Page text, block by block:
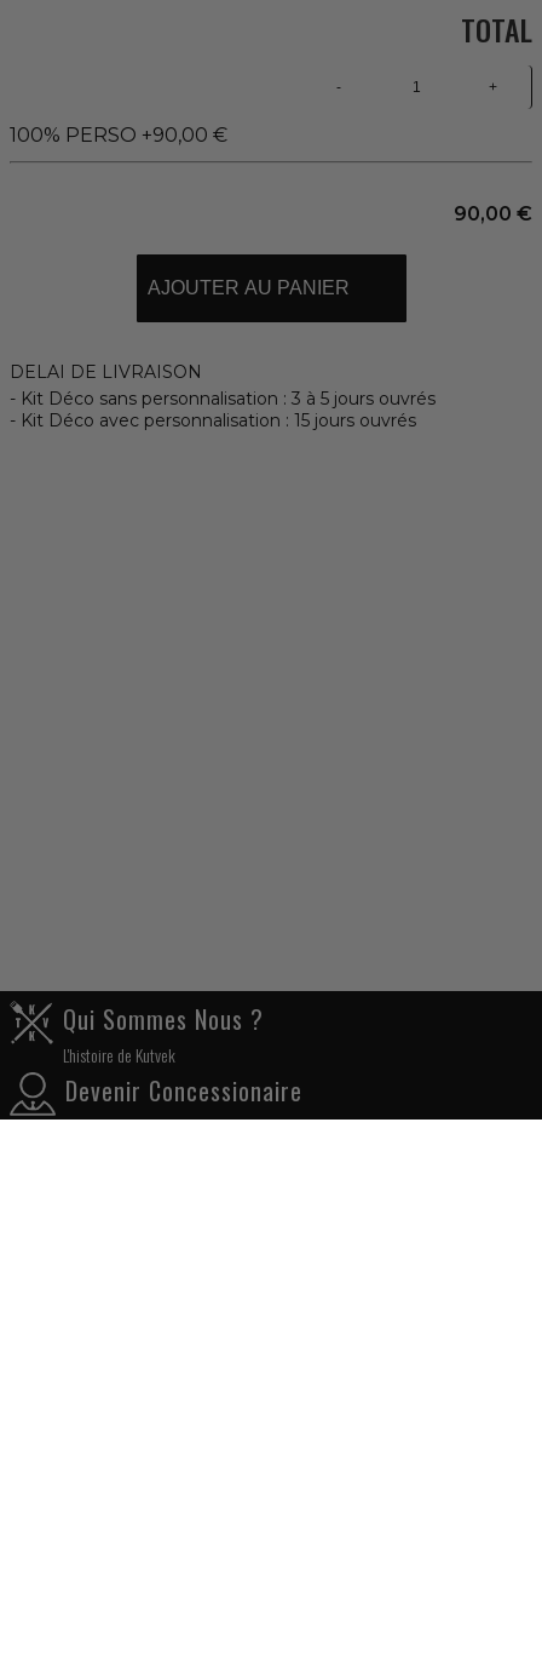
TOTAL
- +
100% PERSO +90,00 €
90,00 €
AJOUTER AU PANIER
DELAI DE LIVRAISON
Kit Déco sans personnalisation : 3 à 5 jours ouvrés
Kit Déco avec personnalisation : 15 jours ouvrés
Qui Sommes Nous ?
L'histoire de Kutvek
Devenir Concessionaire
Crée ton compte pro pour profiter de la remise professionnelle